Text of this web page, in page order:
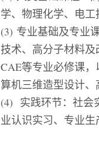
学、物理化学、电
(3) 专业基础及专业
技术、高分子材料
CAE等专业必修课
算机三维造型设计
(4) 实践环节：社会
业认识实习、专业